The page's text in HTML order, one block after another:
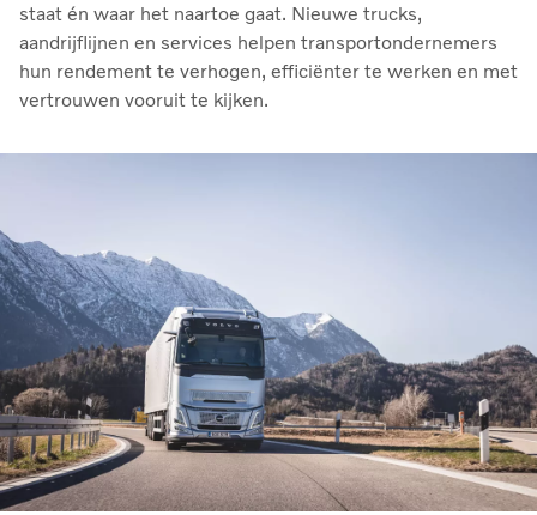
staat én waar het naartoe gaat. Nieuwe trucks,
aandrijflijnen en services helpen transportondernemers
hun rendement te verhogen, efficiënter te werken en met
vertrouwen vooruit te kijken.